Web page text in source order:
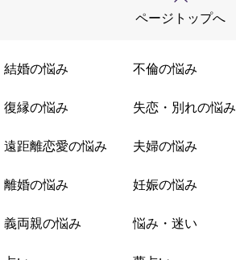
ページトップへ
結婚の悩み 不倫の悩み
復縁の悩み 失恋・別れの悩み
遠距離恋愛の悩み 夫婦の悩み
離婚の悩み 妊娠の悩み
義両親の悩み 悩み・迷い